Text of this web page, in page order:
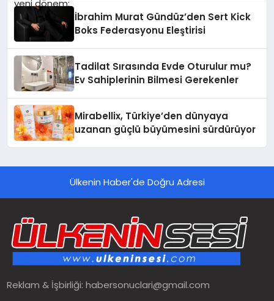
İbrahim Murat Gündüz’den Sert Kick
Boks Federasyonu Eleştirisi
Tadilat Sırasında Evde Oturulur mu?
Ev Sahiplerinin Bilmesi Gerekenler
Mirabellix, Türkiye’den dünyaya
uzanan güçlü büyümesini sürdürüyor
Ülkenin Haber'de Doğru Adresi
Reklam & İşbirliği:habersonuclari@gmail.com